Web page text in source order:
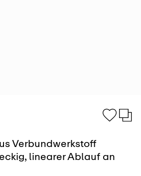
Verbundwerkstoff
linearer Ablauf an